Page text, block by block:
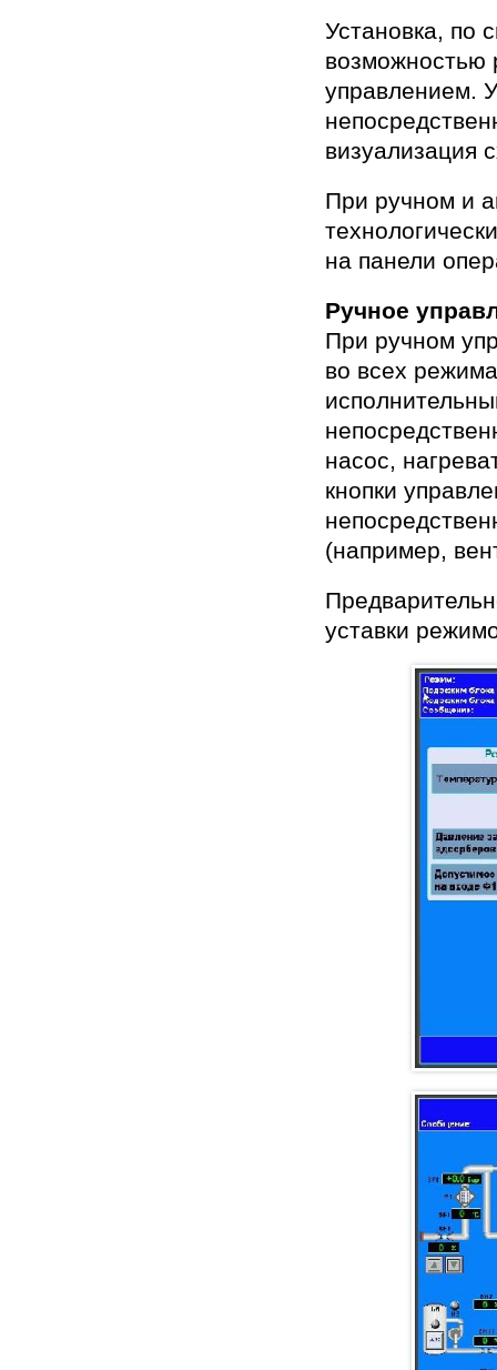
Установка, по
возможностью
управлением.
визуализация
При ручном и
на панели
Ручное
При ручном
во всех
насос,
кнопки
(например,
уставки